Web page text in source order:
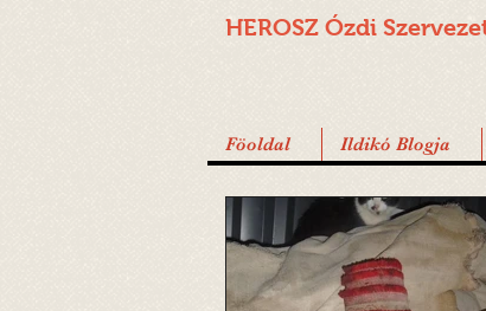
HEROSZ Ózdi
Föoldal Ildikó Blogja